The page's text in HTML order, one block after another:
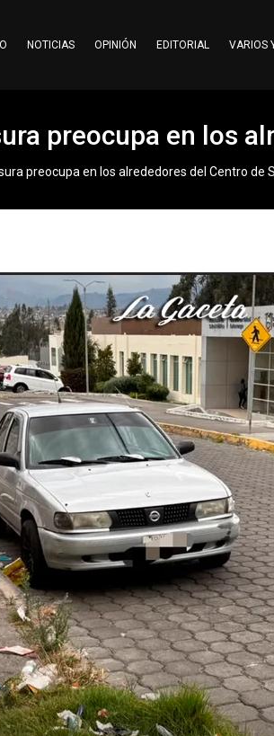
NOTICIAS OPINIÓN EDITORIAL VARIOS
preocupa en los
preocupa en los alrededores del Centro de